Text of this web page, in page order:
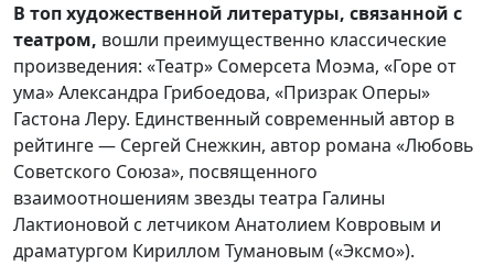
В топ художественной литературы, связанной с
театром, вошли преимущественно классические
произведения: «Театр» Сомерсета Моэма, «Горе от
ума» Александра Грибоедова, «Призрак Оперы»
Гастона Леру. Единственный современный автор в
рейтинге — Сергей Снежкин, автор романа «Любовь
Советского Союза», посвященного
взаимоотношениям звезды театра Галины
Лактионовой с летчиком Анатолием Ковровым и
драматургом Кириллом Тумановым («Эксмо»).